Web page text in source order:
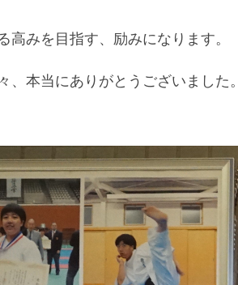
高みを目指す、励みになります。
、本当にありがとうございました